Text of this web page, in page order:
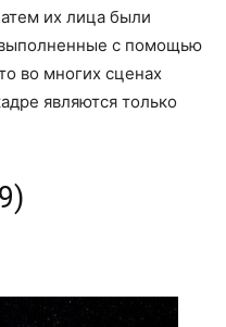
их лица были
с помощью
во многих сценах
являются только